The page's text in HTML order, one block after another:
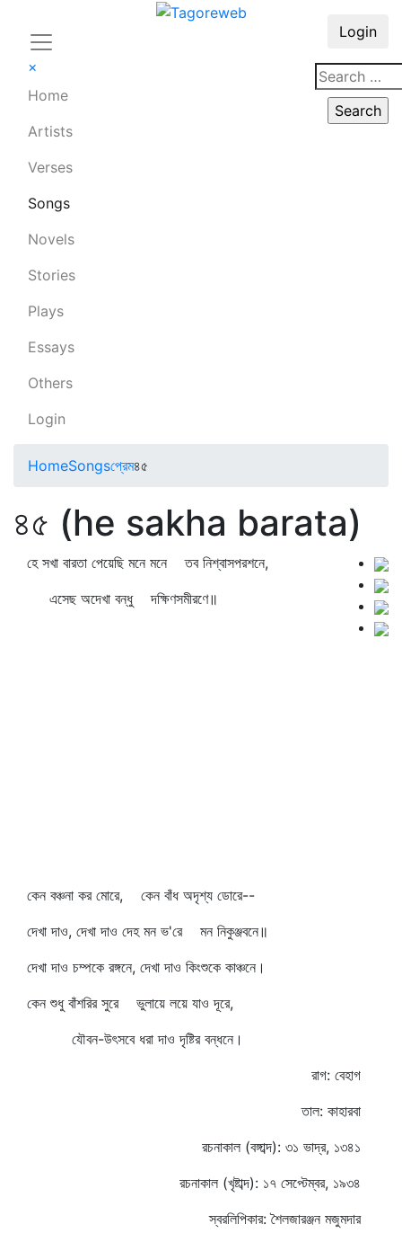
×
Home
Artists
Verses
Songs
Novels
Stories
Plays
Essays
Others
Login
Login
HomeSongsপ্রেম৪৫
৪৫ (he sakha barata)
হে সখা বারতা পেয়েছি মনে মনে তব নিশ্বাসপরশনে,
এসেছ অদেখা বন্ধু দক্ষিণসমীরণে॥
কেন বঞ্চনা কর মোরে, কেন বাঁধ অদৃশ্য ডোরে--
দেখা দাও, দেখা দাও দেহ মন ভ'রে মন নিকুঞ্জবনে॥
দেখা দাও চম্পকে রঙ্গনে, দেখা দাও কিংশুকে কাঞ্চনে।
কেন শুধু বাঁশরির সুরে ভুলায়ে লয়ে যাও দূরে,
যৌবন-উৎসবে ধরা দাও দৃষ্টির বন্ধনে।
রাগ: বেহাগ
তাল: কাহারবা
রচনাকাল (বঙ্গাব্দ): ৩১ ভাদ্র, ১৩৪১
রচনাকাল (খৃষ্টাব্দ): ১৭ সেপ্টেম্বর, ১৯৩৪
স্বরলিপিকার: শৈলজারঞ্জন মজুমদার